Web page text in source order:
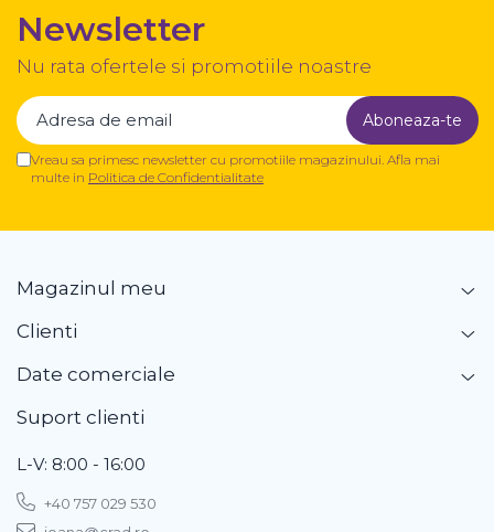
Newsletter
Nu rata ofertele si promotiile noastre
Vreau sa primesc newsletter cu promotiile magazinului. Afla mai
multe in Politica de Confidentialitate
Magazinul meu
Clienti
Date comerciale
Suport clienti
L-V: 8:00 - 16:00
+40 757 029 530